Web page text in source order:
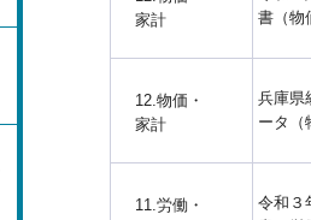
家計
書（物
12.物価・
家計
兵庫県
ータ（
11.労働・
令和３